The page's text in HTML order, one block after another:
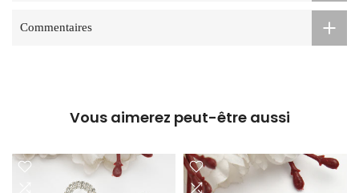
Commentaires
Vous aimerez peut-être aussi